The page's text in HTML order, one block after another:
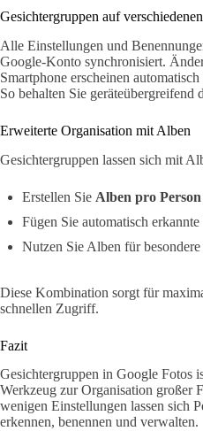
Gesichtergruppen auf
Alle Einstellungen und
Google-Konto synchronisiert.
Smartphone erscheinen
So behalten Sie geräteübergreifend
Erweiterte Organisation mit Alben
Gesichtergruppen lassen sich mit
Erstellen Sie Alben pro Person
Fügen Sie automatisch
Nutzen Sie Alben für besondere
Diese Kombination sorgt für
schnellen Zugriff.
Fazit
Gesichtergruppen in Google Fotos
Werkzeug zur Organisation großer
wenigen Einstellungen lassen sich
erkennen, benennen und verwalten.